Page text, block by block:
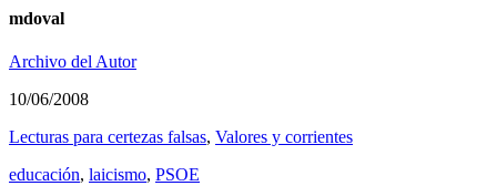
mdoval
Archivo del Autor
10/06/2008
Lecturas para certezas falsas, Valores y corrientes
educación, laicismo, PSOE